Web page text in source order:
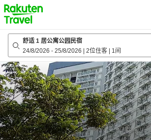
to
top
page
舒适 1 居公寓公园民宿
24/8/2026 - 25/8/2026 2位住客 1间